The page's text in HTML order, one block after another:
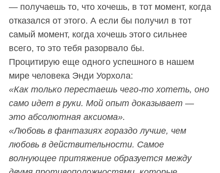
— получаешь то, что хочешь, в тот момент, когда
отказался от этого. А если бы получил в тот
самый момент, когда хочешь этого сильнее
всего, то это тебя разорвало бы.
Процитирую еще одного успешного в нашем
мире человека Энди Уорхола:
«Как только перестаешь чего-то хотеть, оно
само идет в руки. Мой опыт доказывает —
это абсолютная аксиома».
«Любовь в фантазиях гораздо лучше, чем
любовь в действительности. Самое
волнующее притяжение образуется между